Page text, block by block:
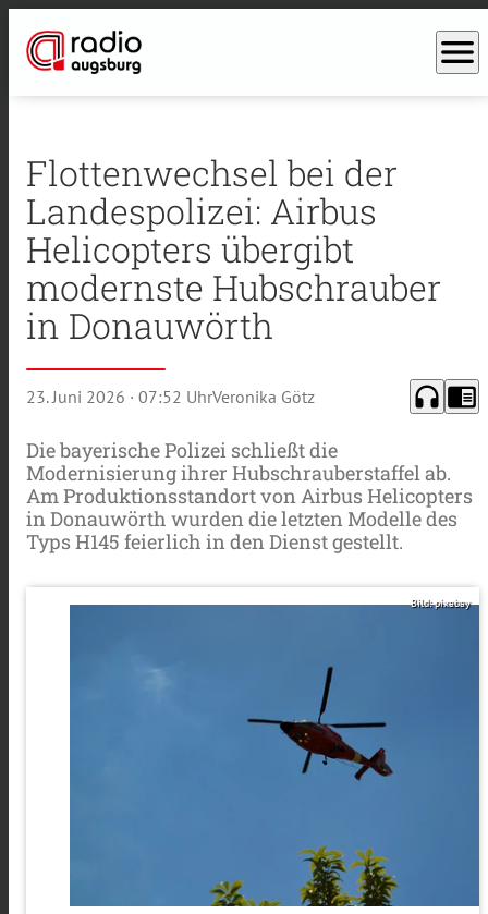
menu
Flottenwechsel bei der
Landespolizei: Airbus
Helicopters übergibt
modernste Hubschrauber
in Donauwörth
23. Juni 2026 · 07:52 UhrVeronika Götz headphones chrome_reader_mode
Die bayerische Polizei schließt die
Modernisierung ihrer Hubschrauberstaffel ab.
Am Produktionsstandort von Airbus Helicopters
in Donauwörth wurden die letzten Modelle des
Typs H145 feierlich in den Dienst gestellt.
Bild: pixabay